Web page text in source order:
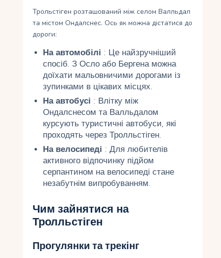
Трольстіген розташований між селом Валльдал
та містом Ондалснес. Ось як можна дістатися до
дороги:
На автомобілі : Це найзручніший
спосіб. З Осло або Бергена можна
доїхати мальовничими дорогами із
зупинками в цікавих місцях.
На автобусі : Влітку між
Ондалснесом та Валльдалом
курсують туристичні автобуси, які
проходять через Тролльстіген.
На велосипеді : Для любителів
активного відпочинку підйом
серпантином на велосипеді стане
незабутнім випробуванням.
Чим зайнятися на
Тролльстіген
Прогулянки та трекінг